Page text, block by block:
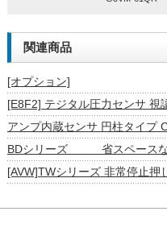
関連商品
[オプション]
[E8F2] テジタル圧力センサ 視
アンプ内蔵センサ 円柱タイプ
BDシリーズ 省スペースな
[AVW]TWシリーズ 非常停止押